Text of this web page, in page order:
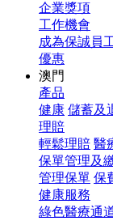
企業獎項
工作機會
成為保誠員
優惠
澳門
產品
健康 儲蓄及
理賠
輕鬆理賠 醫
保單管理及
管理保單 保
健康服務
綠色醫療通